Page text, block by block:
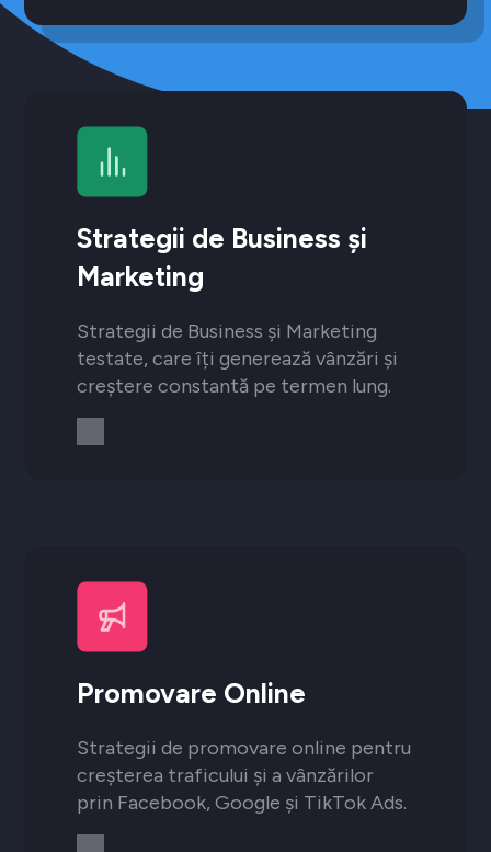
Strategii de Business și
Marketing
Strategii de Business și Marketing
testate, care îți generează vânzări și
creștere constantă pe termen lung.
Promovare Online
Strategii de promovare online pentru
creșterea traficului și a vânzărilor
prin Facebook, Google și TikTok Ads.